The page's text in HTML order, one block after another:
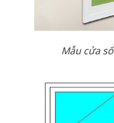
Mẫu cửa